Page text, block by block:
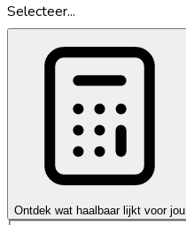
Selecteer...
Ontdek wat haalbaar lijkt voor jou